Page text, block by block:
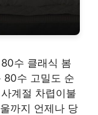
수 클래식 봄
80수 고밀도 순
계절 차렵이불
까지 언제나 당